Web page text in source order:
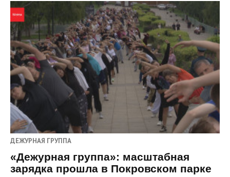
ДЕЖУРНАЯ ГРУППА
«Дежурная группа»: масштабная
зарядка прошла в Покровском парке